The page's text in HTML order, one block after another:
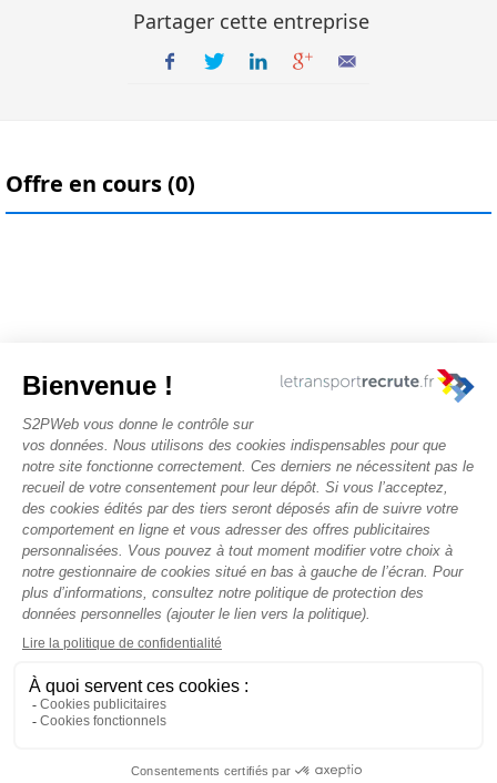
Partager cette entreprise
Offre en cours (0)
Nous contacter
Rechercher des offres
Faîtes-vous chasser ! Déposez votre CV
Actualités et évènements
Conditions générales d'utilisation
Copyright S2PWeb 2026 | All Rights Reserved